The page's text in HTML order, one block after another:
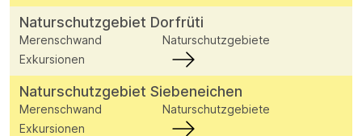
Naturschutzgebiet Dorfrüti
Merenschwand
Naturschutzgebiete
Exkursionen
Naturschutzgebiet Siebeneichen
Merenschwand
Naturschutzgebiete
Exkursionen